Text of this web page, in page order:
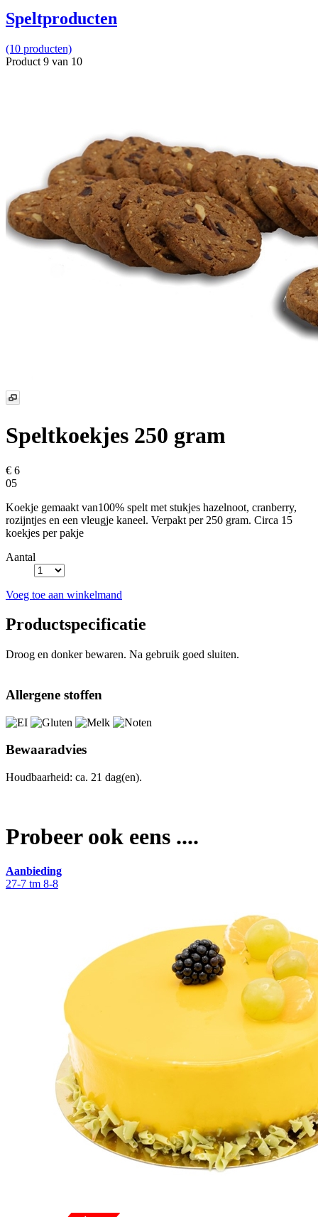
Speltproducten
(10 producten)
Product 9 van 10
Speltkoekjes 250 gram
€ 6
05
Koekje gemaakt van100% spelt met stukjes hazelnoot, cranberry,
rozijntjes en een vleugje kaneel. Verpakt per 250 gram. Circa 15
koekjes per pakje
Aantal
Voeg toe aan winkelmand
Productspecificatie
Droog en donker bewaren. Na gebruik goed sluiten.
Allergene stoffen
Bewaaradvies
Houdbaarheid: ca. 21 dag(en).
Probeer ook eens ....
Aanbieding
27-7 tm 8-8